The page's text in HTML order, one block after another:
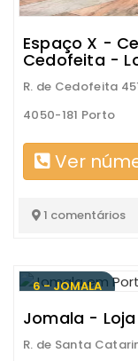
Espaço X -
Cedofeita -
R. de Cedofeita
4050-181 Porto
Ver
1 comentários
6 - JOMALA
Jomala -
R. de Santa